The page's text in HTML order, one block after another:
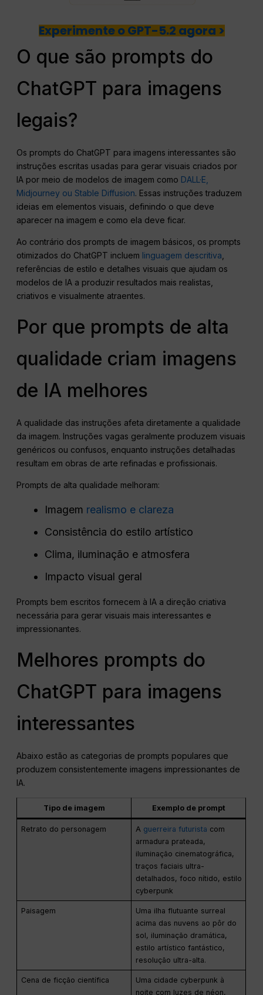
Experimente o GPT-5.2 agora >
O que são prompts do
ChatGPT para imagens
legais?
Os prompts do ChatGPT para imagens interessantes são
instruções escritas usadas para gerar visuais criados por
IA por meio de modelos de imagem como DALL·E,
Midjourney ou Stable Diffusion. Essas instruções traduzem
ideias em elementos visuais, definindo o que deve
aparecer na imagem e como ela deve ficar.
Ao contrário dos prompts de imagem básicos, os prompts
otimizados do ChatGPT incluem linguagem descritiva,
referências de estilo e detalhes visuais que ajudam os
modelos de IA a produzir resultados mais realistas,
criativos e visualmente atraentes.
Por que prompts de alta
qualidade criam imagens
de IA melhores
A qualidade das instruções afeta diretamente a qualidade
da imagem. Instruções vagas geralmente produzem visuais
genéricos ou confusos, enquanto instruções detalhadas
resultam em obras de arte refinadas e profissionais.
Prompts de alta qualidade melhoram:
Imagem realismo e clareza
Consistência do estilo artístico
Clima, iluminação e atmosfera
Impacto visual geral
Prompts bem escritos fornecem à IA a direção criativa
necessária para gerar visuais mais interessantes e
impressionantes.
Melhores prompts do
ChatGPT para imagens
interessantes
Abaixo estão as categorias de prompts populares que
produzem consistentemente imagens impressionantes de
IA.
Tipo de imagem Exemplo de prompt
Retrato do personagem Aguerreira futurista com
armadura prateada,
iluminação cinematográfica,
traços faciais ultra-
detalhados, foco nítido, estilo
cyberpunk
Paisagem
Uma ilha flutuante surreal
acima das nuvens ao pôr do
sol, iluminação dramática,
estilo artístico fantástico,
resolução ultra-alta.
Cena de ficção científica
Uma cidade cyberpunk à
noite com luzes de néon,